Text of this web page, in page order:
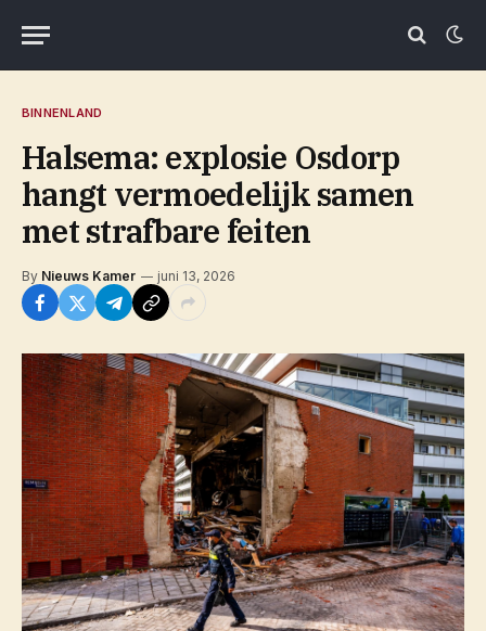
BINNENLAND
Halsema: explosie Osdorp
hangt vermoedelijk samen
met strafbare feiten
By Nieuws Kamer juni 13, 2026